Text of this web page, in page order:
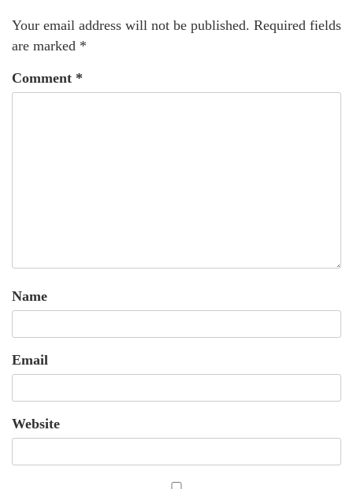
Your email address will not be published. Required fields
are marked *
Comment *
Name
Email
Website